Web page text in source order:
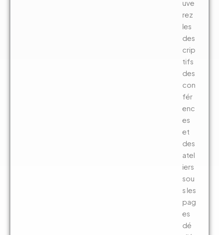
uve
rez
les
des
crip
tifs
des
con
fér
enc
es
et
des
atel
iers
sou
s les
pag
es
dé